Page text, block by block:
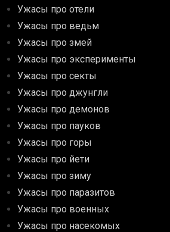
Ужасы про отели
Ужасы про ведьм
Ужасы про змей
Ужасы про эксперименты
Ужасы про секты
Ужасы про джунгли
Ужасы про демонов
Ужасы про пауков
Ужасы про горы
Ужасы про йети
Ужасы про зиму
Ужасы про паразитов
Ужасы про военных
Ужасы про насекомых